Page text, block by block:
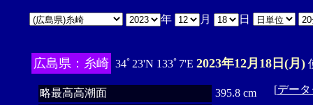
年 月 日
広島県：糸崎 34ﾟ23'N 133ﾟ7'E 2023年12月18日(月)
略最高高潮面
395.8 cm
[デー